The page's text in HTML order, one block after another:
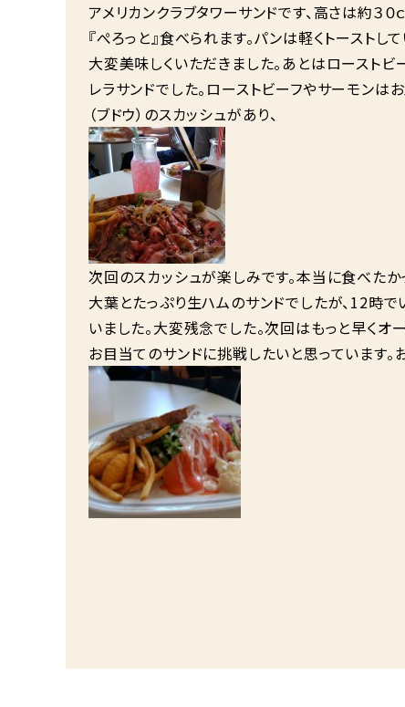
アメリカンクラブタワーサンドです、高さは約３０
『ぺろっと』食べられます。パンは軽くトーストし
大変美味しくいただきました。あとはローストビ
レラサンドでした。ローストビーフやサーモン
（ブドウ）のスカッシュがあり、
次回のスカッシュが楽しみです。本当に食べた
大葉とたっぷり生ハムのサンドでしたが、12時
いました。大変残念でした。次回はもっと早くオ
お目当てのサンドに挑戦したいと思っています。